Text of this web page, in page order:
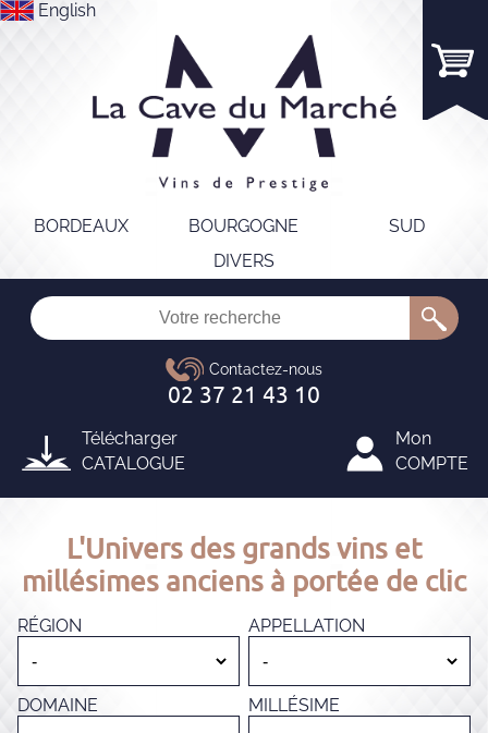
English
BORDEAUX BOURGOGNE
SUD
DIVERS
Télécharger
CATALOGUE
Mon
COMPTE
L'Univers des grands vins et
millésimes anciens à portée de clic
RÉGION APPELLATION
DOMAINE MILLÉSIME